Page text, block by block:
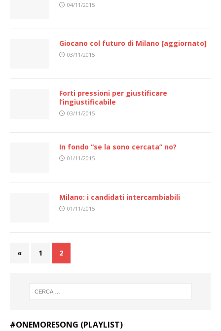
04/11/2015
Giocano col futuro di Milano [aggiornato]
03/11/2015
Forti pressioni per giustificare
l’ingiustificabile
03/11/2015
In fondo “se la sono cercata” no?
01/11/2015
Milano: i candidati intercambiabili
01/11/2015
« 1 2
#ONEMORESONG (PLAYLIST)